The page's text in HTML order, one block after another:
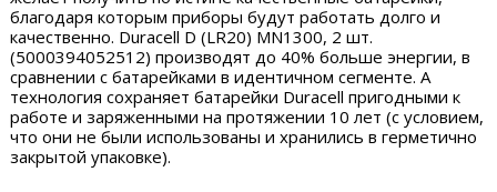
благодаря которым приборы будут работать долго и
качественно. Duracell D (LR20) MN1300, 2 шт.
(5000394052512) производят до 40% больше энергии, в
сравнении с батарейками в идентичном сегменте. А
технология сохраняет батарейки Duracell пригодными к
работе и заряженными на протяжении 10 лет (с условием,
что они не были использованы и хранились в герметично
закрытой упаковке).